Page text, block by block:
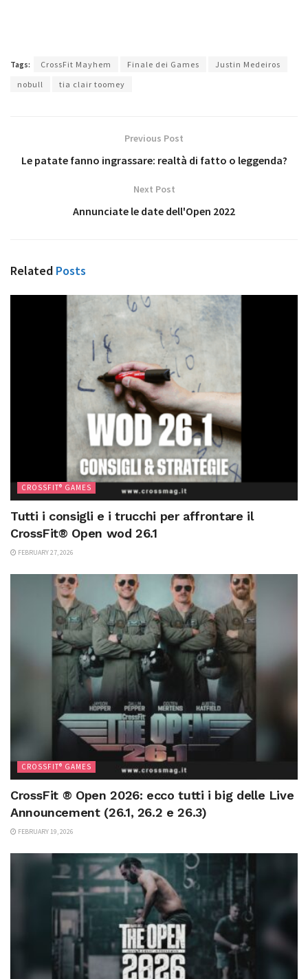
Tags: CrossFit Mayhem Finale dei Games
Justin Medeiros
nobull
tia clair toomey
Previous Post
Le patate fanno ingrassare: realtà di fatto o leggenda?
Next Post
Annunciate le date dell'Open 2022
Related Posts
CROSSFIT® GAMES
Tutti i consigli e i trucchi per affrontare il
CrossFit® Open wod 26.1
FEBRUARY 27, 2026
CROSSFIT® GAMES
CrossFit ® Open 2026: ecco tutti i big delle Live
Announcement (26.1, 26.2 e 26.3)
FEBRUARY 19, 2026